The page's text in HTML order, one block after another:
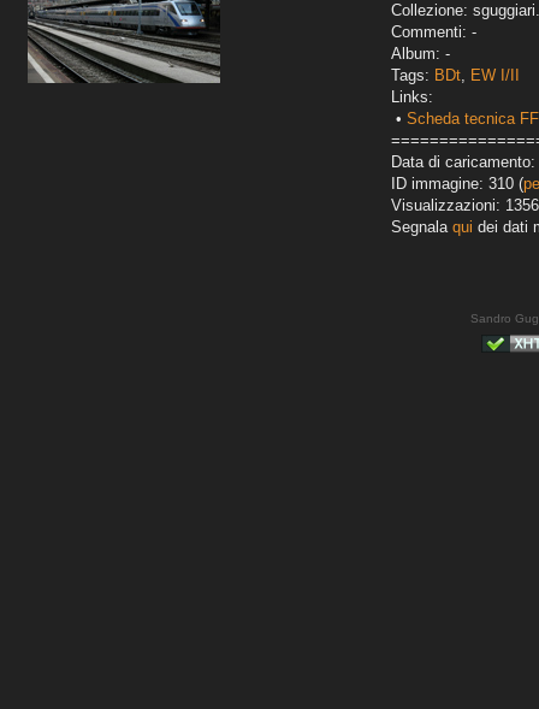
Collezione:
Commenti: -
Album: -
Tags: BDt, EW I/II
Links:
• Scheda tecnica
Data di caricamento:
ID immagine: 310 (
Visualizzazioni: 1356
Segnala qui dei dati
Sandro